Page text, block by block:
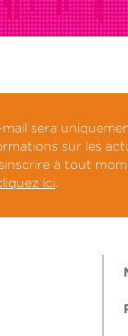
sera
sur les
à tout
ici.